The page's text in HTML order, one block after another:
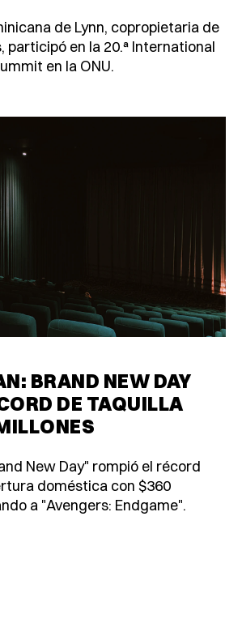
de Lynn, copropietaria de
participó en la 20.ª International
en la ONU.
BRAND NEW DAY
DE TAQUILLA
New Day" rompió el récord
doméstica con $360
a "Avengers: Endgame".